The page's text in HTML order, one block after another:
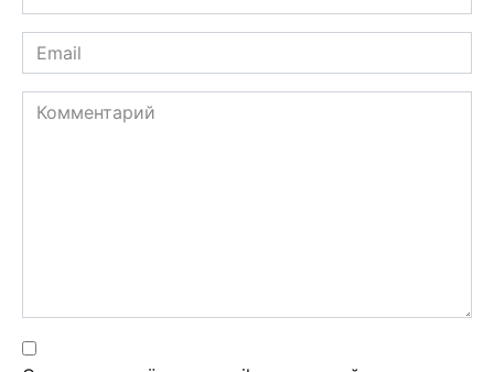
*
Email
*
Комментарий